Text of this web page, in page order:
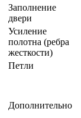
Заполнение
двери
Усиление
полотна (ребра
жесткости)
Петли
Дополнительно